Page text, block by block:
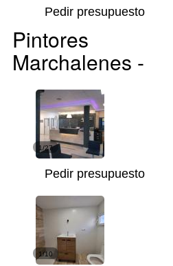
Pedir presupuesto
1/27
Pedir presupuesto
1/10
Pintores
Marchalenes -